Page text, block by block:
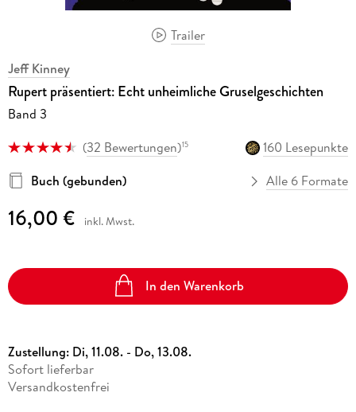
Trailer
Jeff Kinney
Rupert präsentiert: Echt unheimliche Gruselgeschichten
Band 3
(32 Bewertungen)15
160 Lesepunkte
Buch (gebunden)
Alle 6 Formate
16,00 € inkl. Mwst.
In den Warenkorb
Zustellung: Di, 11.08. - Do, 13.08.
Sofort lieferbar
Versandkostenfrei